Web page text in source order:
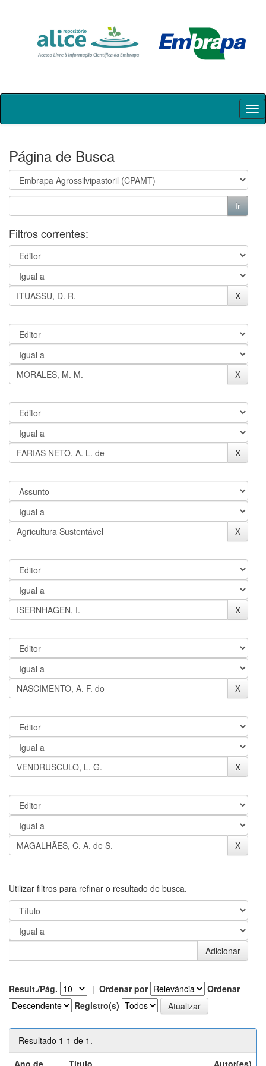
Skip
Página de Busca
Filtros correntes:
Utilizar filtros para refinar o resultado de busca.
Result./Pág. | Ordenar por
Ordenar
Registro(s)
Resultado 1-1 de 1.
Ano de
Título Autor(es)